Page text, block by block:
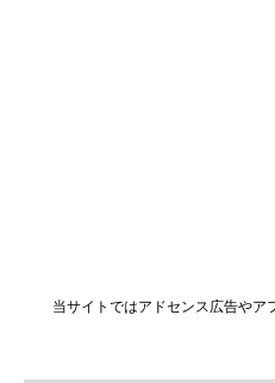
当サイトではアドセンス広告やア